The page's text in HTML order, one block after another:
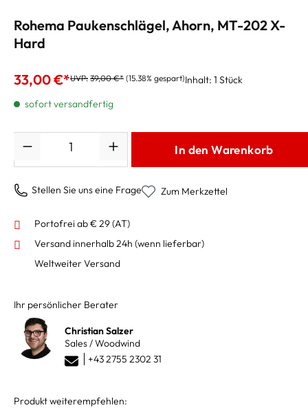
Rohema Paukenschlägel, Ahorn, MT-202 X-
Hard
33,00 €*UVP: 39,00 €* (15.38% gespart)Inhalt: 1 Stück
sofort versandfertig
In den Warenkorb
Stellen Sie uns eine Frage Zum Merkzettel
Portofrei ab € 29 (AT)
Versand innerhalb 24h (wenn lieferbar)
Weltweiter Versand
Ihr persönlicher Berater
Christian Salzer
Sales / Woodwind
+43 2755 2302 31
Produkt weiterempfehlen: